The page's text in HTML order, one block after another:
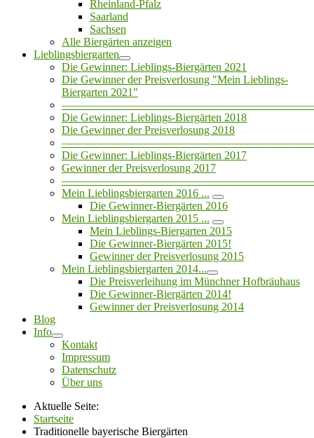
Rheinland-Pfalz
Saarland
Sachsen
Alle Biergärten anzeigen
Lieblingsbiergarten
Die Gewinner: Lieblings-Biergärten 2021
Die Gewinner der Preisverlosung "Mein Lieblings-
Biergarten 2021"
Die Gewinner: Lieblings-Biergärten 2018
Die Gewinner der Preisverlosung 2018
Die Gewinner: Lieblings-Biergärten 2017
Gewinner der Preisverlosung 2017
Mein Lieblingsbiergarten 2016 ...
Die Gewinner-Biergärten 2016
Mein Lieblingsbiergarten 2015 ...
Mein Lieblings-Biergarten 2015
Die Gewinner-Biergärten 2015!
Gewinner der Preisverlosung 2015
Mein Lieblingsbiergarten 2014...
Die Preisverleihung im Münchner Hofbräuhaus
Die Gewinner-Biergärten 2014!
Gewinner der Preisverlosung 2014
Blog
Info
Kontakt
Impressum
Datenschutz
Über uns
Aktuelle Seite:
Startseite
Traditionelle bayerische Biergärten